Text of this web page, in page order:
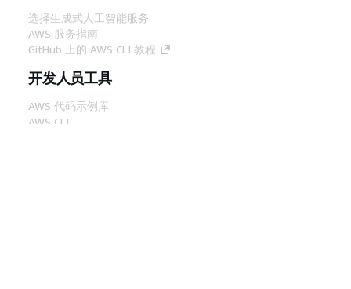
选择生成式人工智能服务
AWS 服务指南
GitHub 上的 AWS CLI 教程
开发人员工具
AWS 代码示例库
AWS CLI